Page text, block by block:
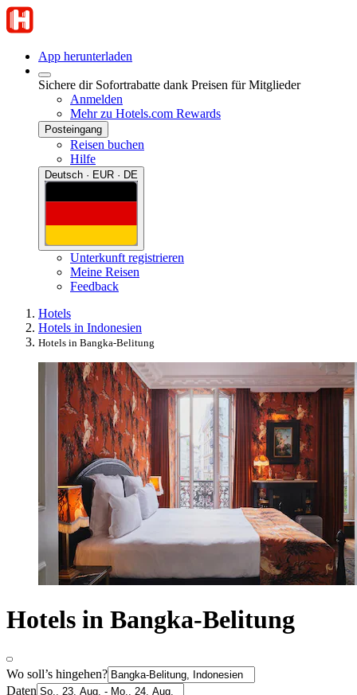
App herunterladen
Sichere dir Sofortrabatte dank Preisen für Mitglieder
Anmelden
Mehr zu Hotels.com Rewards
Posteingang
Reisen buchen
Hilfe
Deutsch · EUR · DE
Unterkunft registrieren
Meine Reisen
Feedback
Hotels
Hotels in Indonesien
Hotels in Bangka-Belitung
Hotels in Bangka-Belitung
Wo soll’s hingehen?
Daten